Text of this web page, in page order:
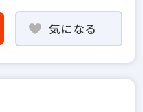
気になる